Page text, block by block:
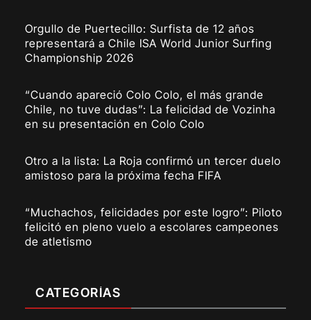
Orgullo de Puertecillo: Surfista de 12 años
representará a Chile ISA World Junior Surfing
Championship 2026
“Cuando apareció Colo Colo, el más grande
Chile, no tuve dudas”: La felicidad de Vozinha
en su presentación en Colo Colo
Otro a la lista: La Roja confirmó un tercer duelo
amistoso para la próxima fecha FIFA
“Muchachos, felicidades por este logro”: Piloto
felicitó en pleno vuelo a escolares campeones
de atletismo
CATEGORÍAS